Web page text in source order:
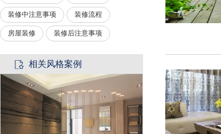
装修中注意事项 装修流程
房屋装修 装修后注意事项
相关风格案例